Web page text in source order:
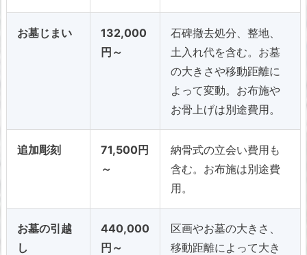
お墓じまい
132,000
円～
石碑撤去処分、整地、
土入れ代を含む。お墓
の大きさや移動距離に
よって変動。お布施や
お骨上げは別途費用。
追加彫刻
71,500円
～
納骨式の立会い費用も
含む。お布施は別途費
用。
お墓の引越
し
440,000
円～
区画やお墓の大きさ、
移動距離によって大き